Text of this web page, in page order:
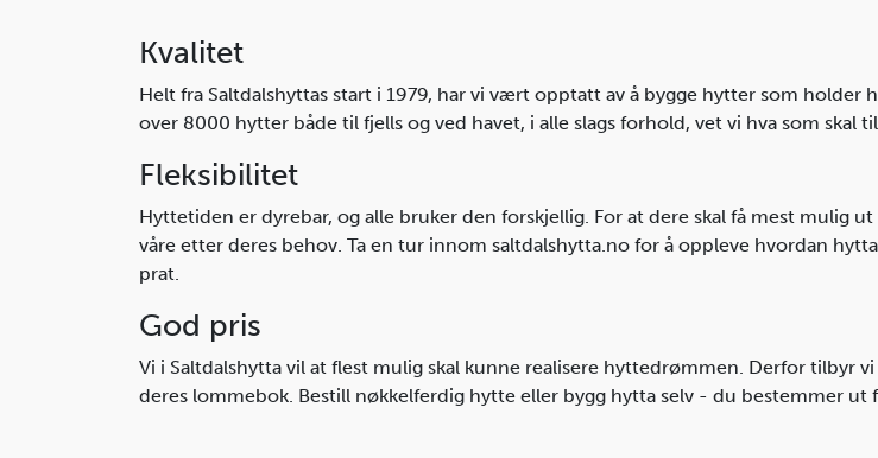
Kvalitet
Helt fra Saltdalshyttas start i 1979, har vi vært opptatt av å bygge hytter som
over 8000 hytter både til fjells og ved havet, i alle slags forhold, vet vi hva som skal
Fleksibilitet
Hyttetiden er dyrebar, og alle bruker den forskjellig. For at dere skal få mest mulig
våre etter deres behov. Ta en tur innom saltdalshytta.no for å oppleve hvordan
prat.
God pris
Vi i Saltdalshytta vil at flest mulig skal kunne realisere hyttedrømmen. Derfor tilbyr
deres lommebok. Bestill nøkkelferdig hytte eller bygg hytta selv - du bestemmer ut